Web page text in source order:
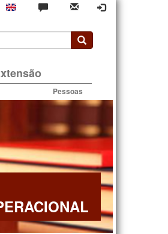
Pessoas